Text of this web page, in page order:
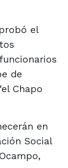
el
de
Chapo
en
Social